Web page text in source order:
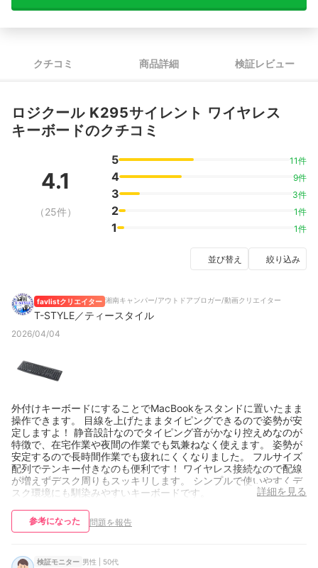
クチコミ 商品詳細 検証レビュー
ロジクール K295サイレント ワイヤレス
キーボードのクチコミ
4.1
（25件）
5 11件
4 9件
3 3件
2 1件
1 1件
並び替え 絞り込み
favlistクリエイター 湘南キャンパー/アウトドアブロガー/動画クリエイター
T-STYLE／ティースタイル
2026/04/04
外付けキーボードにすることでMacBookをスタンドに置いたまま
操作できます。 目線を上げたままタイピングできるので姿勢が安
定しますよ！ 静音設計なのでタイピング音がかなり控えめなのが
特徴で、在宅作業や夜間の作業でも気兼ねなく使えます。 姿勢が
安定するので長時間作業でも疲れにくくなりました。 フルサイズ
配列でテンキー付きなのも便利です！ ワイヤレス接続なので配線
が増えずデスク周りもスッキリします。 シンプルで使いやすくデ
スク環境にも馴染みやすいキーボードです。
詳細を見る
参考になった 問題を報告
検証モニター 男性 | 50代